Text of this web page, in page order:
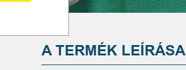
A TERMÉK LEÍRÁSA